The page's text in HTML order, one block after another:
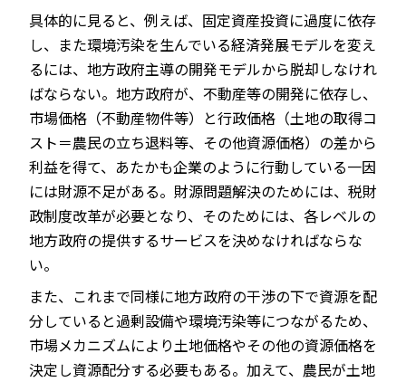
具体的に見ると、例えば、固定資産投資に過度に依存
し、また環境汚染を生んでいる経済発展モデルを変え
るには、地方政府主導の開発モデルから脱却しなけれ
ばならない。地方政府が、不動産等の開発に依存し、
市場価格（不動産物件等）と行政価格（土地の取得コ
スト＝農民の立ち退料等、その他資源価格）の差から
利益を得て、あたかも企業のように行動している一因
には財源不足がある。財源問題解決のためには、税財
政制度改革が必要となり、そのためには、各レベルの
地方政府の提供するサービスを決めなければならな
い。
また、これまで同様に地方政府の干渉の下で資源を配
分していると過剰設備や環境汚染等につながるため、
市場メカニズムにより土地価格やその他の資源価格を
決定し資源配分する必要もある。加えて、農民が土地